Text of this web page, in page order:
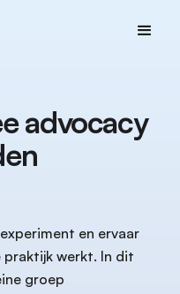
advocacy
en ervaar
praktijk werkt. In dit
groep